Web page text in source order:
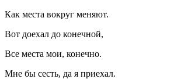
Как места вокруг меняют.
Вот доехал до конечной,
Все места мои, конечно.
Мне бы сесть, да я приехал.